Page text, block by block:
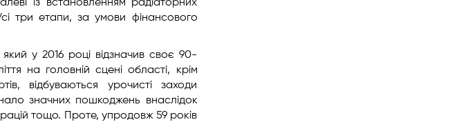
із встановленням радіаторних
три етапи, за умови фінансового
у 2016 році відзначив своє 90-
на головній сцені області, крім
відбуваються урочисті заходи
значних пошкоджень внаслідок
тощо. Проте, упродовж 59 років